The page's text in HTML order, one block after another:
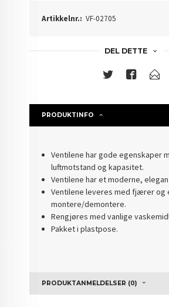
Artikkelnr.: VF-02705
DEL DETTE
PRODUKTINFO
Ventilene har gode egenskaper
luftmotstand og kapasitet.
Ventilene har et moderne,
Ventilene leveres med fjærer og
montere/demontere.
Rengjøres med vanlige
Pakket i plastpose.
PRODUKTANMELDELSER (0)